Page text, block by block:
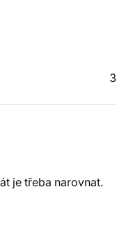
3
je třeba narovnat.